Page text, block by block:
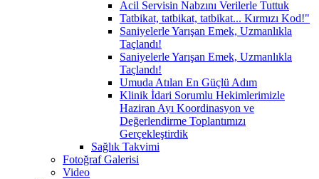
Acil Servisin Nabzını Verilerle Tuttuk
Tatbikat, tatbikat, tatbikat... Kırmızı Kod!"
Saniyelerle Yarışan Emek, Uzmanlıkla
Taçlandı!
Saniyelerle Yarışan Emek, Uzmanlıkla
Taçlandı!
Umuda Atılan En Güçlü Adım
Klinik İdari Sorumlu Hekimlerimizle
Haziran Ayı Koordinasyon ve
Değerlendirme Toplantımızı
Gerçekleştirdik
Sağlık Takvimi
Fotoğraf Galerisi
Video